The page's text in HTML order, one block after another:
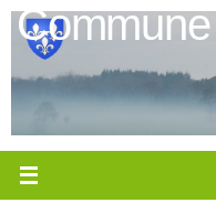
Passer
contenu